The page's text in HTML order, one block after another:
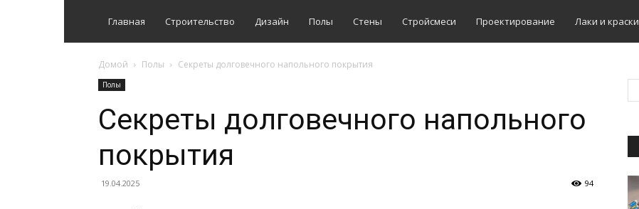
Главная Строительство Дизайн Полы Стены Стройсмеси Проектирование Лаки и краски
Домой Полы Секреты долговечного напольного покрытия
Полы
Секреты долговечного напольного
покрытия
19.04.2025 94